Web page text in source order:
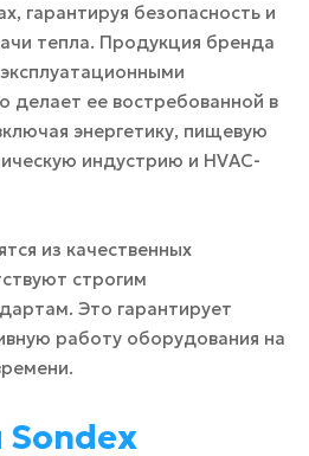
гарантируя безопасность и
тепла. Продукция бренда
делает ее востребованной в
энергетику, пищевую
индустрию и HVAC-
из качественных
строгим
Это гарантирует
работу оборудования на
Sondex